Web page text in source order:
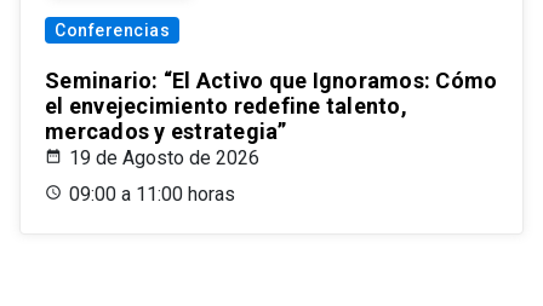
Conferencias
Seminario: “El Activo que Ignoramos: Cómo
el envejecimiento redefine talento,
mercados y estrategia”
19 de Agosto de 2026
09:00 a 11:00 horas